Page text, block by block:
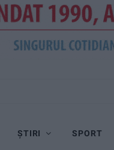
ȘTIRI SPORT